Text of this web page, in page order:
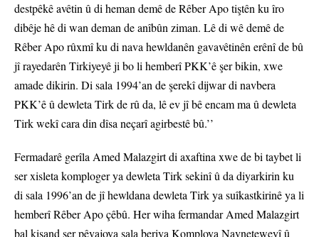
destpêkê avêtin û di heman demê de Rêber Apo tiştên ku îro
dibêje hê di wan deman de anîbûn ziman. Lê di wê demê de
Rêber Apo rûxmî ku di nava hewldanên gavavêtinên erênî de bû
jî rayedarên Tirkiyeyê ji bo li hemberî PKK’ê şer bikin, xwe
amade dikirin. Di sala 1994’an de şerekî dijwar di navbera
PKK’ê û dewleta Tirk de rû da, lê ev jî bê encam ma û dewleta
Tirk wekî cara din dîsa neçarî agirbestê bû.’’
Fermadarê gerîla Amed Malazgirt di axaftina xwe de bi taybet li
ser xisleta komploger ya dewleta Tirk sekinî û da diyarkirin ku
di sala 1996’an de jî hewldana dewleta Tirk ya suîkastkirinê ya li
hemberî Rêber Apo çêbû. Her wiha fermandar Amed Malazgirt
bal kişand ser pêvajoya sala beriya Komploya Navneteweyî û